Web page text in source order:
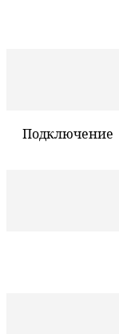
Подключение